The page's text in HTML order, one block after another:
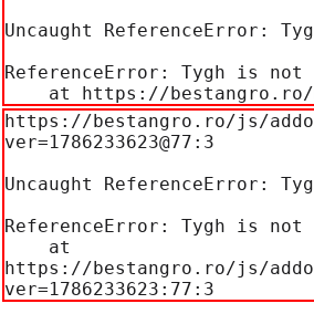
Uncaught ReferenceError:
ReferenceError: Tygh is not
at https://
https://bestangro.ro/js/
ver=1786233623@77:3
Uncaught ReferenceError:
ReferenceError: Tygh is not
https://bestangro.ro/js/
ver=1786233623:77:3